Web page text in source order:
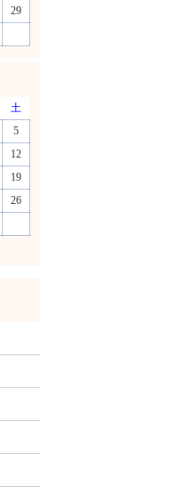
29
土
5
12
19
26